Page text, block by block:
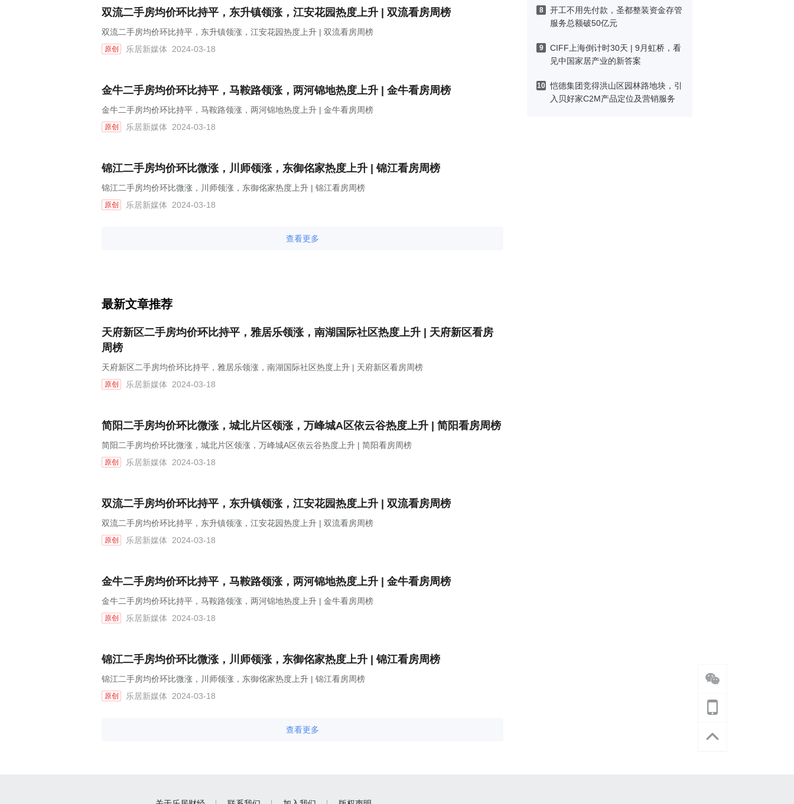
8
开工不用先付款，圣都整装资金存管
服务总额破50亿元
9
CIFF上海倒计时30天 | 9月虹桥，看
见中国家居产业的新答案
10 恺德集团竞得洪山区园林路地块，引
入贝好家C2M产品定位及营销服务
双流二手房均价环比持平，东升镇领涨，江安花园热度上升 | 双流看房周榜
双流二手房均价环比持平，东升镇领涨，江安花园热度上升 | 双流看房周榜
原创 乐居新媒体 2024-03-18
金牛二手房均价环比持平，马鞍路领涨，两河锦地热度上升 | 金牛看房周榜
金牛二手房均价环比持平，马鞍路领涨，两河锦地热度上升 | 金牛看房周榜
原创 乐居新媒体 2024-03-18
锦江二手房均价环比微涨，川师领涨，东御佲家热度上升 | 锦江看房周榜
锦江二手房均价环比微涨，川师领涨，东御佲家热度上升 | 锦江看房周榜
原创 乐居新媒体 2024-03-18
查看更多
最新文章推荐
天府新区二手房均价环比持平，雅居乐领涨，南湖国际社区热度上升 | 天府新区看房
周榜
天府新区二手房均价环比持平，雅居乐领涨，南湖国际社区热度上升 | 天府新区看房周榜
原创 乐居新媒体 2024-03-18
简阳二手房均价环比微涨，城北片区领涨，万峰城A区依云谷热度上升 | 简阳看房周榜
简阳二手房均价环比微涨，城北片区领涨，万峰城A区依云谷热度上升 | 简阳看房周榜
原创 乐居新媒体 2024-03-18
双流二手房均价环比持平，东升镇领涨，江安花园热度上升 | 双流看房周榜
双流二手房均价环比持平，东升镇领涨，江安花园热度上升 | 双流看房周榜
原创 乐居新媒体 2024-03-18
金牛二手房均价环比持平，马鞍路领涨，两河锦地热度上升 | 金牛看房周榜
金牛二手房均价环比持平，马鞍路领涨，两河锦地热度上升 | 金牛看房周榜
原创 乐居新媒体 2024-03-18
锦江二手房均价环比微涨，川师领涨，东御佲家热度上升 | 锦江看房周榜
锦江二手房均价环比微涨，川师领涨，东御佲家热度上升 | 锦江看房周榜
原创 乐居新媒体 2024-03-18
查看更多